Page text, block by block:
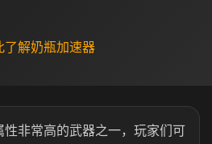
解奶瓶加速器
非常高的武器之一，玩家们可